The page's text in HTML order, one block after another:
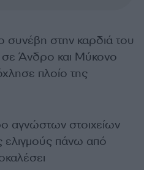
συνέβη στην καρδιά του
σε Άνδρο και Μύκονο
πλοίο της
αγνώστων στοιχείων
ελιγμούς πάνω από